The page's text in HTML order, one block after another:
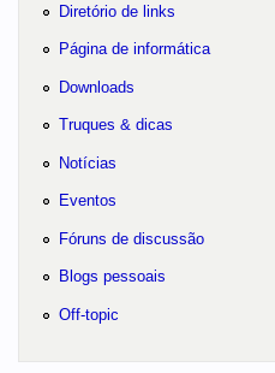
Diretório de links
Página de informática
Downloads
Truques & dicas
Notícias
Eventos
Fóruns de discussão
Blogs pessoais
Off-topic